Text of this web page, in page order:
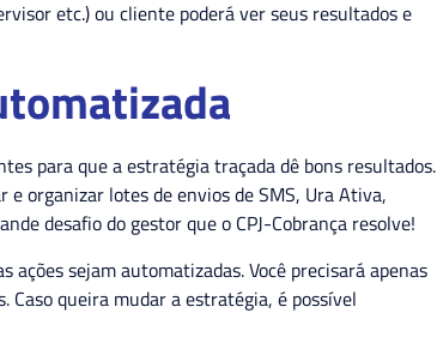
etc.) ou cliente poderá ver seus resultados e
para que a estratégia traçada dê bons resultados.
e organizar lotes de envios de SMS, Ura Ativa,
desafio do gestor que o CPJ-Cobrança resolve!
sejam automatizadas. Você precisará apenas
Caso queira mudar a estratégia, é possível